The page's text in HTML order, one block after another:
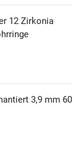
12 Zirkonia
3,9 mm 60